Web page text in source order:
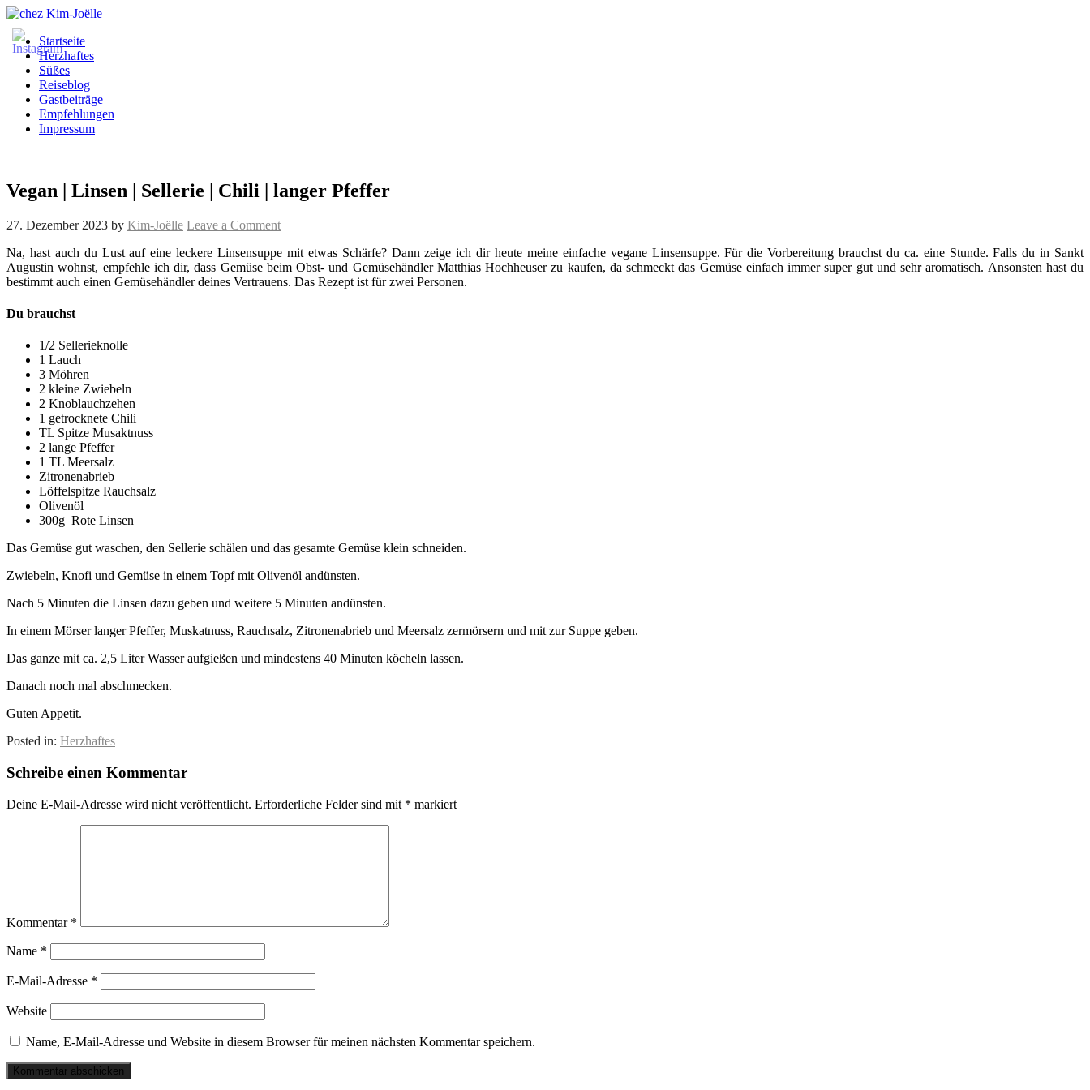
Startseite
Herzhaftes
Süßes
Reiseblog
Gastbeiträge
Empfehlungen
Impressum
Vegan | Linsen | Sellerie | Chili | langer Pfeffer
27. Dezember 2023 by Kim-Joëlle Leave a Comment
Na, hast auch du Lust auf eine leckere Linsensuppe mit etwas Schärfe? Dann zeige ich dir heute meine einfache vegane Linsensuppe. Für die Vorbereitung brauchst du ca. eine Stunde. Falls du in Sankt
Augustin wohnst, empfehle ich dir, dass Gemüse beim Obst- und Gemüsehändler Matthias Hochheuser zu kaufen, da schmeckt das Gemüse einfach immer super gut und sehr aromatisch. Ansonsten hast du
bestimmt auch einen Gemüsehändler deines Vertrauens. Das Rezept ist für zwei Personen.
Du brauchst
1/2 Sellerieknolle
1 Lauch
3 Möhren
2 kleine Zwiebeln
2 Knoblauchzehen
1 getrocknete Chili
TL Spitze Musaktnuss
2 lange Pfeffer
1 TL Meersalz
Zitronenabrieb
Löffelspitze Rauchsalz
Olivenöl
300g Rote Linsen
Das Gemüse gut waschen, den Sellerie schälen und das gesamte Gemüse klein schneiden.
Zwiebeln, Knofi und Gemüse in einem Topf mit Olivenöl andünsten.
Nach 5 Minuten die Linsen dazu geben und weitere 5 Minuten andünsten.
In einem Mörser langer Pfeffer, Muskatnuss, Rauchsalz, Zitronenabrieb und Meersalz zermörsern und mit zur Suppe geben.
Das ganze mit ca. 2,5 Liter Wasser aufgießen und mindestens 40 Minuten köcheln lassen.
Danach noch mal abschmecken.
Guten Appetit.
Posted in: Herzhaftes
Schreibe einen Kommentar
Deine E-Mail-Adresse wird nicht veröffentlicht. Erforderliche Felder sind mit * markiert
Kommentar *
Name *
E-Mail-Adresse *
Website
Name, E-Mail-Adresse und Website in diesem Browser für meinen nächsten Kommentar speichern.